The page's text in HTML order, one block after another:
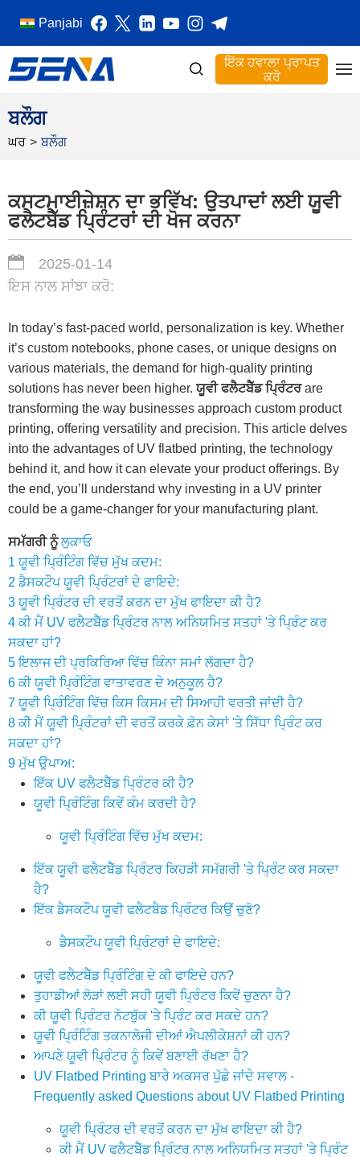
Panjabi
ਇੱਕ ਹਵਾਲਾ ਪ੍ਰਾਪਤ
ਕਰੋ
ਬਲੌਗ
ਘਰ > ਬਲੌਗ
ਕਸਟਮਾਈਜ਼ੇਸ਼ਨ ਦਾ ਭਵਿੱਖ: ਉਤਪਾਦਾਂ ਲਈ ਯੂਵੀ
ਫਲੈਟਬੈੱਡ ਪ੍ਰਿੰਟਰਾਂ ਦੀ ਖੋਜ ਕਰਨਾ
2025-01-14
ਇਸ ਨਾਲ ਸਾਂਝਾ ਕਰੋ:
In today’s fast-paced world, personalization is key. Whether
it’s custom notebooks, phone cases, or unique designs on
various materials, the demand for high-quality printing
solutions has never been higher. ਯੂਵੀ ਫਲੈਟਬੈੱਡ ਪ੍ਰਿੰਟਰare
transforming the way businesses approach custom product
printing, offering versatility and precision. This article delves
into the advantages of UV flatbed printing, the technology
behind it, and how it can elevate your product offerings. By
the end, you’ll understand why investing in a UV printer
could be a game-changer for your manufacturing plant.
ਸਮੱਗਰੀ ਨੂੰ ਲੁਕਾਓ
1 ਯੂਵੀ ਪ੍ਰਿੰਟਿੰਗ ਵਿੱਚ ਮੁੱਖ ਕਦਮ:
2 ਡੈਸਕਟੌਪ ਯੂਵੀ ਪ੍ਰਿੰਟਰਾਂ ਦੇ ਫਾਇਦੇ:
3 ਯੂਵੀ ਪ੍ਰਿੰਟਰ ਦੀ ਵਰਤੋਂ ਕਰਨ ਦਾ ਮੁੱਖ ਫਾਇਦਾ ਕੀ ਹੈ?
4 ਕੀ ਮੈਂ UV ਫਲੈਟਬੈੱਡ ਪ੍ਰਿੰਟਰ ਨਾਲ ਅਨਿਯਮਿਤ ਸਤਹਾਂ 'ਤੇ ਪ੍ਰਿੰਟ ਕਰ
ਸਕਦਾ ਹਾਂ?
5 ਇਲਾਜ ਦੀ ਪ੍ਰਕਿਰਿਆ ਵਿੱਚ ਕਿੰਨਾ ਸਮਾਂ ਲੱਗਦਾ ਹੈ?
6 ਕੀ ਯੂਵੀ ਪ੍ਰਿੰਟਿੰਗ ਵਾਤਾਵਰਣ ਦੇ ਅਨੁਕੂਲ ਹੈ?
7 ਯੂਵੀ ਪ੍ਰਿੰਟਿੰਗ ਵਿੱਚ ਕਿਸ ਕਿਸਮ ਦੀ ਸਿਆਹੀ ਵਰਤੀ ਜਾਂਦੀ ਹੈ?
8 ਕੀ ਮੈਂ ਯੂਵੀ ਪ੍ਰਿੰਟਰਾਂ ਦੀ ਵਰਤੋਂ ਕਰਕੇ ਫ਼ੋਨ ਕੇਸਾਂ 'ਤੇ ਸਿੱਧਾ ਪ੍ਰਿੰਟ ਕਰ
ਸਕਦਾ ਹਾਂ?
9 ਮੁੱਖ ਉਪਾਅ:
ਇੱਕ UV ਫਲੈਟਬੈੱਡ ਪ੍ਰਿੰਟਰ ਕੀ ਹੈ?
ਯੂਵੀ ਪ੍ਰਿੰਟਿੰਗ ਕਿਵੇਂ ਕੰਮ ਕਰਦੀ ਹੈ?
ਯੂਵੀ ਪ੍ਰਿੰਟਿੰਗ ਵਿੱਚ ਮੁੱਖ ਕਦਮ:
ਇੱਕ ਯੂਵੀ ਫਲੈਟਬੈੱਡ ਪ੍ਰਿੰਟਰ ਕਿਹੜੀ ਸਮੱਗਰੀ 'ਤੇ ਪ੍ਰਿੰਟ ਕਰ ਸਕਦਾ
ਹੈ?
ਇੱਕ ਡੈਸਕਟੌਪ ਯੂਵੀ ਫਲੈਟਬੈਡ ਪ੍ਰਿੰਟਰ ਕਿਉਂ ਚੁਣੋ?
ਡੈਸਕਟੌਪ ਯੂਵੀ ਪ੍ਰਿੰਟਰਾਂ ਦੇ ਫਾਇਦੇ:
ਯੂਵੀ ਫਲੈਟਬੈੱਡ ਪ੍ਰਿੰਟਿੰਗ ਦੇ ਕੀ ਫਾਇਦੇ ਹਨ?
ਤੁਹਾਡੀਆਂ ਲੋੜਾਂ ਲਈ ਸਹੀ ਯੂਵੀ ਪ੍ਰਿੰਟਰ ਕਿਵੇਂ ਚੁਣਨਾ ਹੈ?
ਕੀ ਯੂਵੀ ਪ੍ਰਿੰਟਰ ਨੋਟਬੁੱਕ 'ਤੇ ਪ੍ਰਿੰਟ ਕਰ ਸਕਦੇ ਹਨ?
ਯੂਵੀ ਪ੍ਰਿੰਟਿੰਗ ਤਕਨਾਲੋਜੀ ਦੀਆਂ ਐਪਲੀਕੇਸ਼ਨਾਂ ਕੀ ਹਨ?
ਆਪਣੇ ਯੂਵੀ ਪ੍ਰਿੰਟਰ ਨੂੰ ਕਿਵੇਂ ਬਣਾਈ ਰੱਖਣਾ ਹੈ?
UV Flatbed Printing ਬਾਰੇ ਅਕਸਰ ਪੁੱਛੇ ਜਾਂਦੇ ਸਵਾਲ -
Frequently asked Questions about UV Flatbed Printing
ਯੂਵੀ ਪ੍ਰਿੰਟਰ ਦੀ ਵਰਤੋਂ ਕਰਨ ਦਾ ਮੁੱਖ ਫਾਇਦਾ ਕੀ ਹੈ?
ਕੀ ਮੈਂ UV ਫਲੈਟਬੈੱਡ ਪ੍ਰਿੰਟਰ ਨਾਲ ਅਨਿਯਮਿਤ ਸਤਹਾਂ 'ਤੇ ਪ੍ਰਿੰਟ